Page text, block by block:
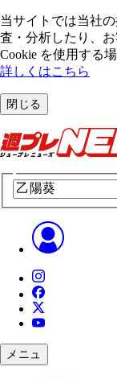
当サイトでは当社
査・分析したり、
Cookie を使⽤する
詳しくはこちら
閉じる
メニュ